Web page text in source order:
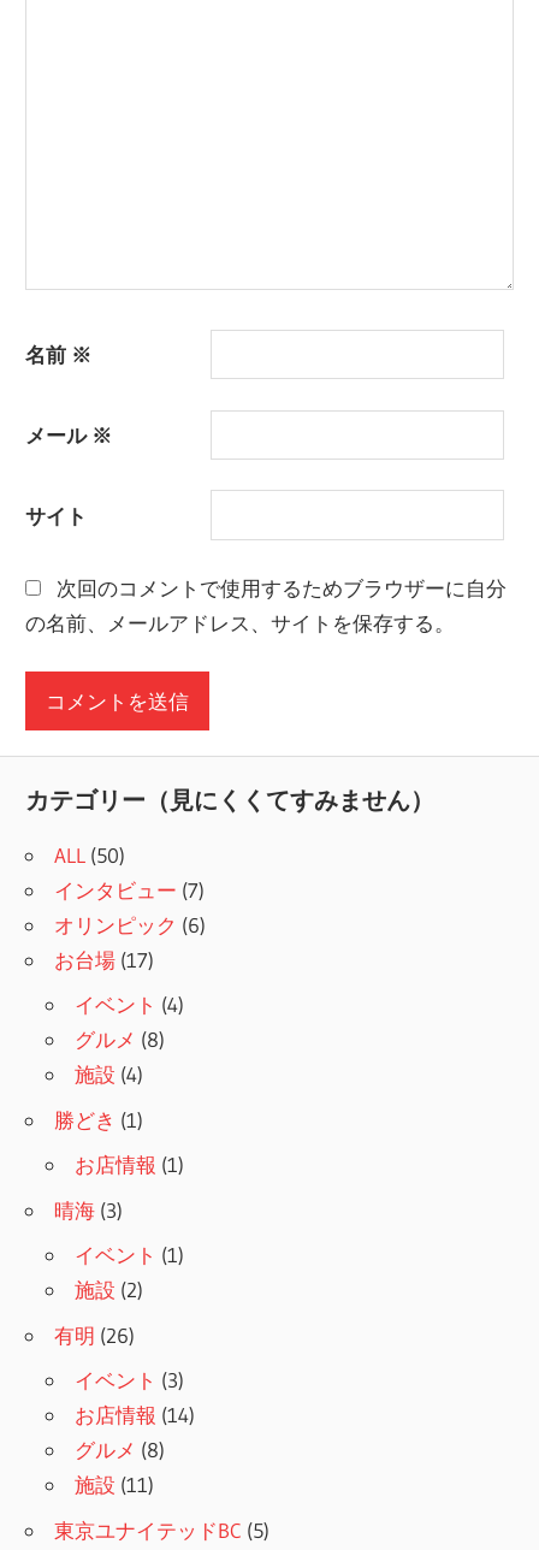
名前 ※
メール ※
サイト
次回のコメントで使用するためブラウザーに自分
の名前、メールアドレス、サイトを保存する。
カテゴリー（見にくくてすみません）
ALL (50)
インタビュー (7)
オリンピック (6)
お台場 (17)
イベント (4)
グルメ (8)
施設 (4)
勝どき (1)
お店情報 (1)
晴海 (3)
イベント (1)
施設 (2)
有明 (26)
イベント (3)
お店情報 (14)
グルメ (8)
施設 (11)
東京ユナイテッドBC (5)